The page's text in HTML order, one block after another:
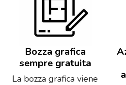
Bozza grafica
sempre gratuita
La bozza grafica viene